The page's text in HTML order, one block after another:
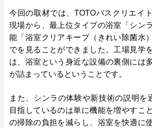
今回の取材では、TOTOバスクリエイ
現場から、最上位タイプの浴室「シン
能「浴室クリアキープ（きれい除菌水
でを見ることができました。工場見学
は、浴室という身近な設備の裏側には
が詰まっているということです。
また、シンラの体験や新技術の説明を
目指しているのは単に機能を増やすこ
の掃除の負担を減らし、浴室を快適に